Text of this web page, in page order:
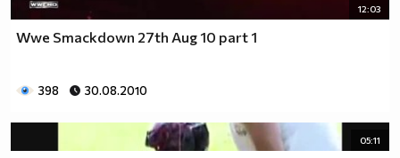
12:03
Wwe Smackdown 27th Aug 10 part 1
398 30.08.2010
05:11